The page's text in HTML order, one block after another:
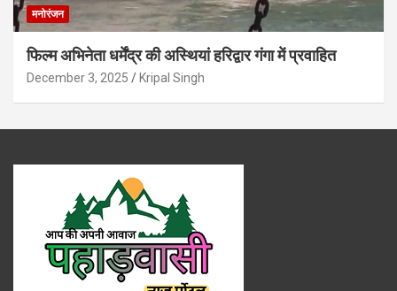
मनोरंजन
फिल्म अभिनेता धर्मेंद्र की अस्थियां हरिद्वार गंगा में प्रवाहित
December 3, 2025 Kripal Singh